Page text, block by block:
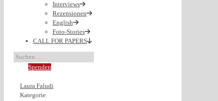
Interviews
Rezensionen
English
Foto-Stories
CALL FOR PAPERS
Spenden
Laura Faludi
Kategorie